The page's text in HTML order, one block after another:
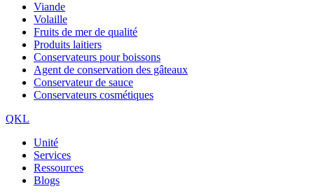
Viande
Volaille
Fruits de mer de qualité
Produits laitiers
Conservateurs pour boissons
Agent de conservation des gâteaux
Conservateur de sauce
Conservateurs cosmétiques
QKL
Unité
Services
Ressources
Blogs